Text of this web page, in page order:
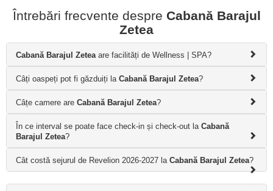
Întrebări frecvente despre Cabană Barajul
Zetea
Cabană Barajul Zeteaare facilități de Wellness | SPA?
Câți oaspeți pot fi găzduiți la Cabană Barajul Zetea?
Câțe camere are Cabană Barajul Zetea?
În ce interval se poate face check-in și check-out la Cabană
Barajul Zetea?
Cât costă sejurul de Revelion 2026-2027 la Cabană Barajul Zetea?